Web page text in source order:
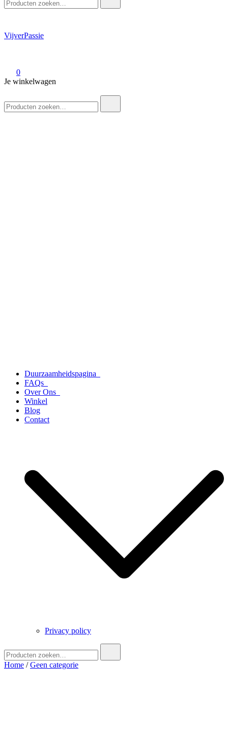
naar:
VijverPassie
0
Je winkelwagen
naar:
Duurzaamheidspagina
FAQs
Over Ons
Winkel
Blog
Contact
Privacy policy
naar:
Home /Geen categorie